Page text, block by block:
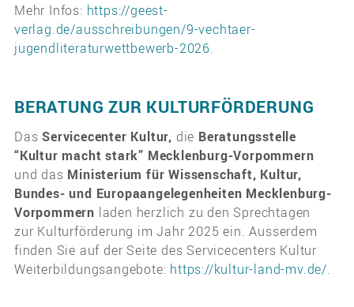
Mehr Infos: https://geest-
verlag.de/ausschreibungen/9-vechtaer-
jugendliteraturwettbewerb-2026.
BERATUNG ZUR KULTURFÖRDERUNG
DasServicecenter Kultur, die Beratungsstelle
“Kultur macht stark” Mecklenburg-Vorpommern
und das Ministerium für Wissenschaft, Kultur,
Bundes- und Europaangelegenheiten Mecklenburg-
Vorpommern laden herzlich zu den Sprechtagen
zur Kulturförderung im Jahr 2025 ein. Ausserdem
finden Sie auf der Seite des Servicecenters Kultur
Weiterbildungsangebote: https://kultur-land-mv.de/.